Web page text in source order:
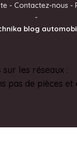
- Contactez-nous-
-
blog
les réseaux :
pas de pièces et